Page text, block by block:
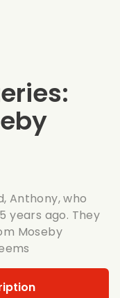
Anthony, who
years ago. They
Moseby